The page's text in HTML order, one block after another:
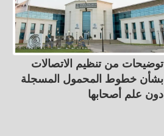
توضيحات من تنظيم الاتصالات
بشأن خطوط المحمول المسجلة
دون علم أصحابها